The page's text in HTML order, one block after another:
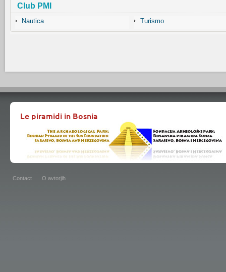
Club PMI
Nautica Turismo
Le piramidi in Bosnia
Contact O avtorjih